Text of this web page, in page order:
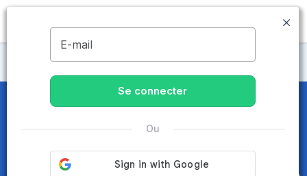
MENU
Maisons de retraite Essonne
Maisons de retraite et EHPAD
Longjumeau (91160)
E-mail
Se connecter
Ou